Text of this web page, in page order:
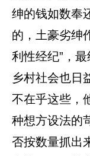
绅的钱如数奉
的，土豪劣绅
利性经纪”，最
乡村社会也日
不在乎这些，
种想方设法的
否按数量抓出